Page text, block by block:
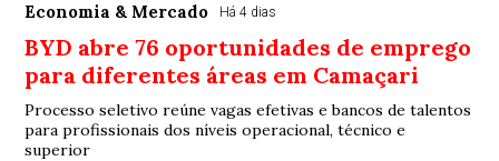
Economia & Mercado Há 4 dias
BYD abre 76 oportunidades de emprego
para diferentes áreas em Camaçari
Processo seletivo reúne vagas efetivas e bancos de talentos
para profissionais dos níveis operacional, técnico e
superior